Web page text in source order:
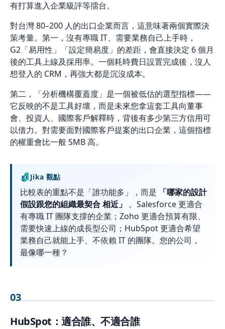
有打算進入企業級評等擂台。
對台灣 80–200 人的出口企業而言，這意味著兩個實際決
策考量。第一，沒有專職 IT、需要業務自己上手時，
G2「易用性」「設定簡易度」的差距，會直接決定 6 個月
後的工具上線及採用率。一個耗時費日設置完成後，沒人
想登入的 CRM，再強大都是沉沒成本。
第二，「分析機構覆蓋度」是一個被低估的選型指標——
它反映的不是工具好壞，而是未來您拿這套工具向董事
會、投資人、國際客戶解釋時，背後有多少第三方信用可
以借力。對需要面對國際客戶提案的出口企業，這個指標
的權重會比一般 SMB 高。
Jika 觀點
比較表的重點不是「誰功能多」，而是
「哪家的設計
假設跟您的組織最契合 相近」 。Salesforce 更適合
有專職 IT 團隊支撐的企業；Zoho 更適合預算有限、
需要快速上線的成長型公司；HubSpot 更適合希望
業務自己就能上手、不依賴 IT 的團隊。您的公司，
最像哪一種？
03
HubSpot：適合誰、不適合誰